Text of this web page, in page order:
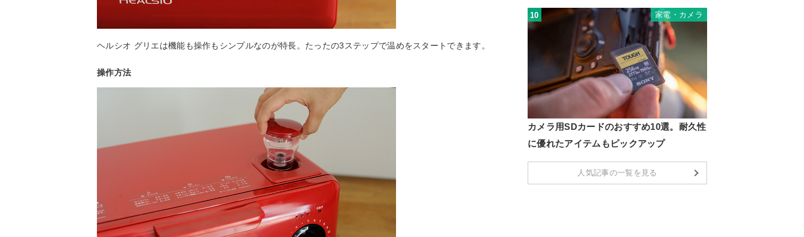
ヘルシオ グリエは機能も操作もシンプルなのが特長。たったの3ステップで温めをスタートできます。
操作方法
10 家電・カメラ
カメラ用SDカードのおすすめ10選。耐久性
に優れたアイテムもピックアップ
人気記事の一覧を見る